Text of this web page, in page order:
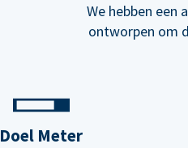
We hebben
ontworpen om
Doel Meter